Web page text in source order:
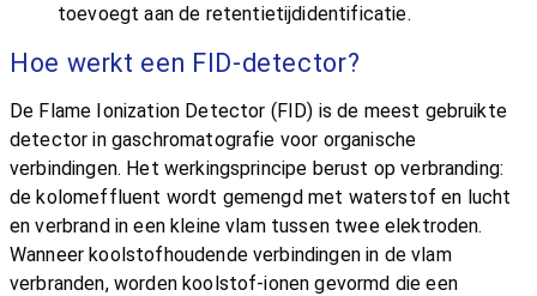
toevoegt aan de retentietijdidentificatie.
Hoe werkt een FID-detector?
De Flame Ionization Detector (FID) is de meest gebruikte
detector in gaschromatografie voor organische
verbindingen. Het werkingsprincipe berust op verbranding:
de kolomeffluent wordt gemengd met waterstof en lucht
en verbrand in een kleine vlam tussen twee elektroden.
Wanneer koolstofhoudende verbindingen in de vlam
verbranden, worden koolstof-ionen gevormd die een